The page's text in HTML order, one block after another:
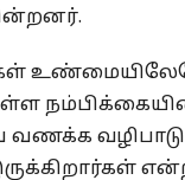
வணக்க